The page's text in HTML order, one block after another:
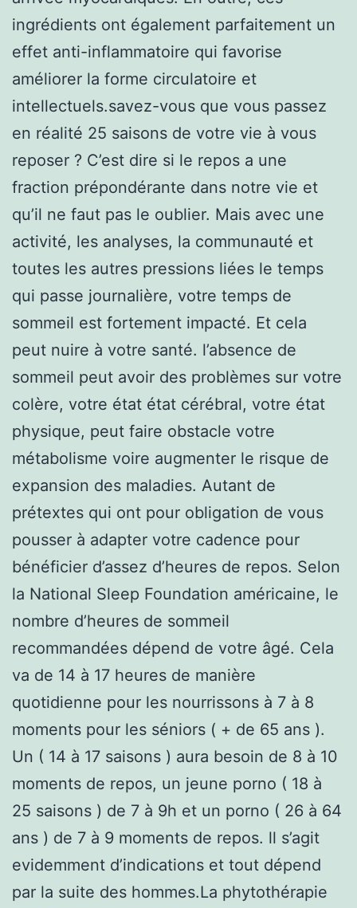
ingrédients ont également parfaitement un
effet anti-inflammatoire qui favorise
améliorer la forme circulatoire et
intellectuels.savez-vous que vous passez
en réalité 25 saisons de votre vie à vous
reposer ? C’est dire si le repos a une
fraction prépondérante dans notre vie et
qu’il ne faut pas le oublier. Mais avec une
activité, les analyses, la communauté et
toutes les autres pressions liées le temps
qui passe journalière, votre temps de
sommeil est fortement impacté. Et cela
peut nuire à votre santé. l’absence de
sommeil peut avoir des problèmes sur votre
colère, votre état état cérébral, votre état
physique, peut faire obstacle votre
métabolisme voire augmenter le risque de
expansion des maladies. Autant de
prétextes qui ont pour obligation de vous
pousser à adapter votre cadence pour
bénéficier d’assez d’heures de repos. Selon
la National Sleep Foundation américaine, le
nombre d’heures de sommeil
recommandées dépend de votre âgé. Cela
va de 14 à 17 heures de manière
quotidienne pour les nourrissons à 7 à 8
moments pour les séniors ( + de 65 ans ).
Un ( 14 à 17 saisons ) aura besoin de 8 à 10
moments de repos, un jeune porno ( 18 à
25 saisons ) de 7 à 9h et un porno ( 26 à 64
ans ) de 7 à 9 moments de repos. ll s’agit
evidemment d’indications et tout dépend
par la suite des hommes.La phytothérapie